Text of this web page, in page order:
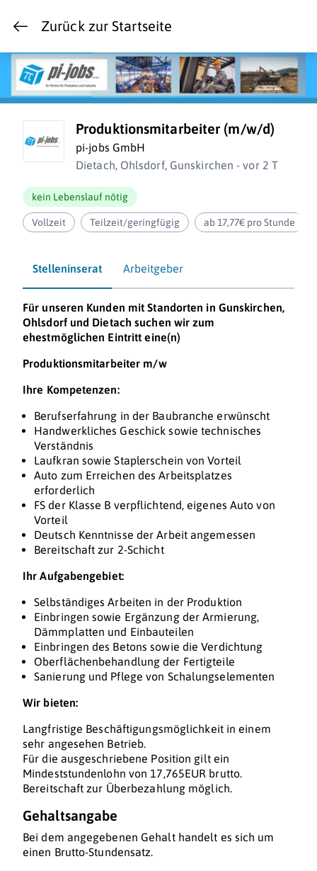
Zurück zur Startseite
Produktionsmitarbeiter (m/w/d)
pi-jobs GmbH
Dietach, Ohlsdorf, Gunskirchen - vor 2 T
kein Lebenslauf nötig
Vollzeit Teilzeit/geringfügig ab 17,77€ pro Stunde
Stelleninserat Arbeitgeber
Für unseren Kunden mit Standorten in Gunskirchen,
Ohlsdorf und Dietach suchen wir zum
ehestmöglichen Eintritt eine(n)
Produktionsmitarbeiter m/w
Ihre Kompetenzen:
Berufserfahrung in der Baubranche erwünscht
Handwerkliches Geschick sowie technisches
Verständnis
Laufkran sowie Staplerschein von Vorteil
Auto zum Erreichen des Arbeitsplatzes
erforderlich
FS der Klasse B verpflichtend, eigenes Auto von
Vorteil
Deutsch Kenntnisse der Arbeit angemessen
Bereitschaft zur 2-Schicht
Ihr Aufgabengebiet:
Selbständiges Arbeiten in der Produktion
Einbringen sowie Ergänzung der Armierung,
Dämmplatten und Einbauteilen
Einbringen des Betons sowie die Verdichtung
Oberflächenbehandlung der Fertigteile
Sanierung und Pflege von Schalungselementen
Wir bieten:
Langfristige Beschäftigungsmöglichkeit in einem
sehr angesehen Betrieb.
Für die ausgeschriebene Position gilt ein
Mindeststundenlohn von 17,765EUR brutto.
Bereitschaft zur Überbezahlung möglich.
Gehaltsangabe
Bei dem angegebenen Gehalt handelt es sich um
einen Brutto-Stundensatz.